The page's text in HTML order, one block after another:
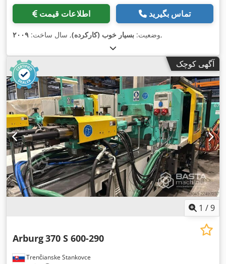
اطلاعات قیمت تماس بگیرید
وضعیت: بسیار خوب (کارکرده), سال ساخت: ۲۰۰۹ ,
آگهی کوچک
1 /9
Trenčianske Stankovce
Arburg370 S 600-290